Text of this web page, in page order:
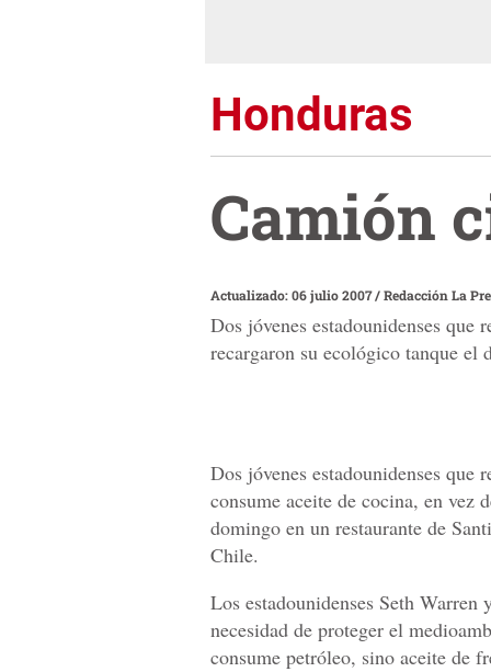
Honduras
Camión
Actualizado: 06 julio 2007/Redacción La
Dos jóvenes estadounidenses que
recargaron su ecológico tanque el
Dos jóvenes estadounidenses que
consume aceite de cocina, en vez
domingo en un restaurante de
Chile.
Los estadounidenses Seth
necesidad de proteger el
consume petróleo, sino aceite de